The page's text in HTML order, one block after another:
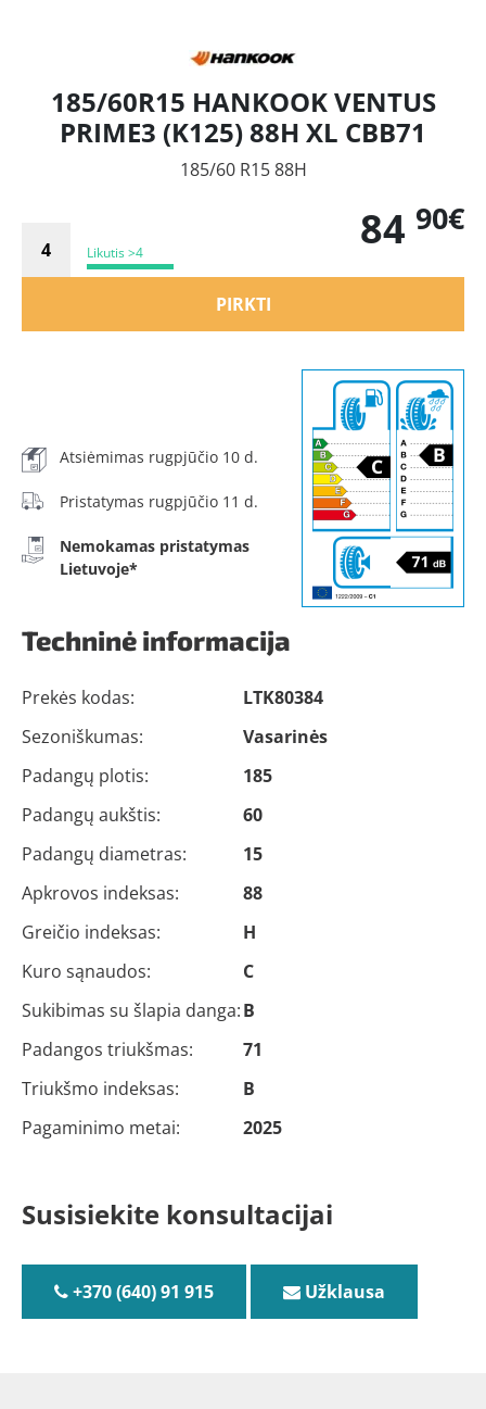
185/60R15 HANKOOK VENTUS
PRIME3 (K125) 88H XL CBB71
185/60 R15 88H
Likutis >4 84 90€
PIRKTI
Atsiėmimas rugpjūčio 10 d.
Pristatymas rugpjūčio 11 d.
Nemokamas pristatymas
Lietuvoje*
Techninė informacija
Prekės kodas:
LTK80384
Sezoniškumas:
Vasarinės
Padangų plotis:
185
Padangų aukštis:
60
Padangų diametras:
15
Apkrovos indeksas:
88
Greičio indeksas:
H
Kuro sąnaudos:
C
Sukibimas su šlapia danga:B
Padangos triukšmas:
71
Triukšmo indeksas:
B
Pagaminimo metai:
2025
Susisiekite konsultacijai
+370 (640) 91 915 Užklausa